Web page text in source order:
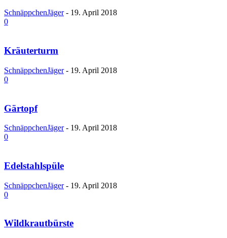
SchnäppchenJäger - 19. April 2018
0
Kräuterturm
SchnäppchenJäger - 19. April 2018
0
Gärtopf
SchnäppchenJäger - 19. April 2018
0
Edelstahlspüle
SchnäppchenJäger - 19. April 2018
0
Wildkrautbürste